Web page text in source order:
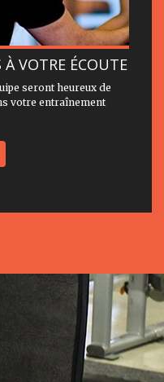
À VOTRE ÉCOUTE
seront heureux de
votre entraînement